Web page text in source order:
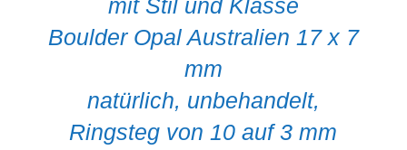
mit Stil und Klasse
Boulder Opal Australien 17 x 7
mm
natürlich, unbehandelt,
Ringsteg von 10 auf 3 mm